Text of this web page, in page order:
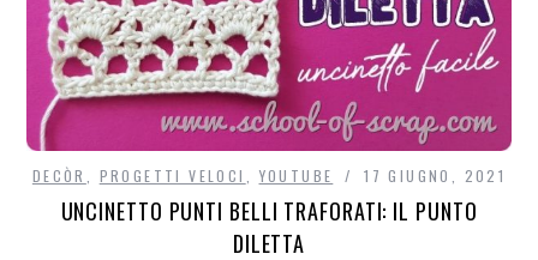
DECÒR PROGETTI VELOCI YOUTUBE 17 GIUGNO, 2021
UNCINETTO PUNTI BELLI TRAFORATI: IL PUNTO
DILETTA